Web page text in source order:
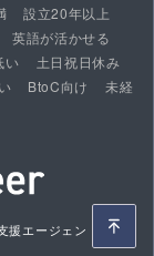
設立20年以上
英語が活かせる
い
土日祝日休み
BtoC向け
未経
エージェント